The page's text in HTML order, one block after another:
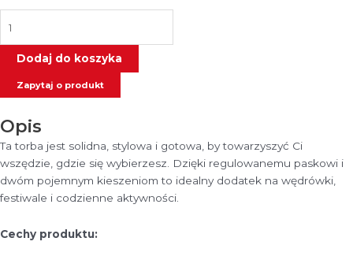
Torba
listonoszka
WEAR
Dodaj do koszyka
Zapytaj o produkt
Opis
Ta torba jest solidna, stylowa i gotowa, by towarzyszyć Ci
wszędzie, gdzie się wybierzesz. Dzięki regulowanemu paskowi i
dwóm pojemnym kieszeniom to idealny dodatek na wędrówki,
festiwale i codzienne aktywności.
Cechy produktu: